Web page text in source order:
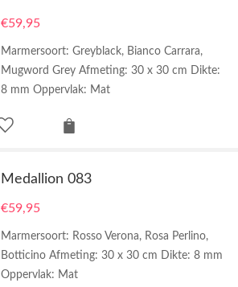
€59,95
Marmersoort: Greyblack, Bianco Carrara,
Mugword Grey Afmeting: 30 x 30 cm Dikte:
8 mm Oppervlak: Mat
Medallion 083
€59,95
Marmersoort: Rosso Verona, Rosa Perlino,
Botticino Afmeting: 30 x 30 cm Dikte: 8 mm
Oppervlak: Mat